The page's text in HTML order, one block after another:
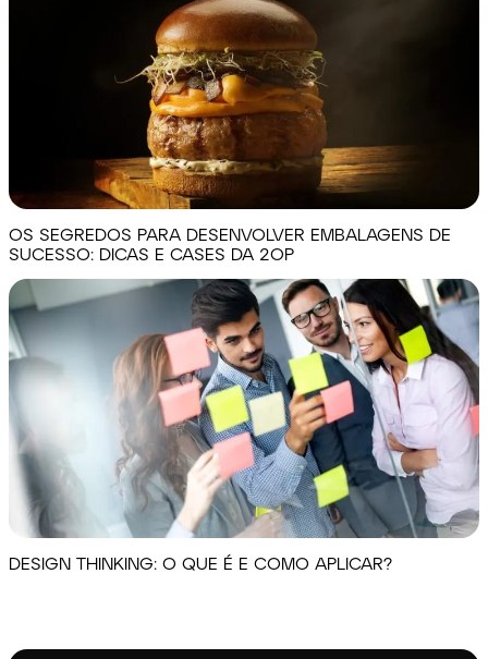
OS SEGREDOS PARA DESENVOLVER EMBALAGENS DE
SUCESSO: DICAS E CASES DA 2OP
DESIGN THINKING: O QUE É E COMO APLICAR?